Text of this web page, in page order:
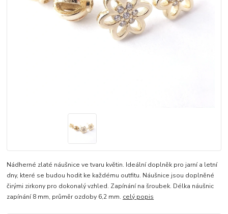
Nádherné zlaté náušnice ve tvaru květin. Ideální doplněk pro jarní a letní
dny, které se budou hodit ke každému outfitu. Náušnice jsou doplněné
čirými zirkony pro dokonalý vzhled. Zapínání na šroubek. Délka náušnic
zapínání 8 mm, průměr ozdoby 6,2 mm. celý popis